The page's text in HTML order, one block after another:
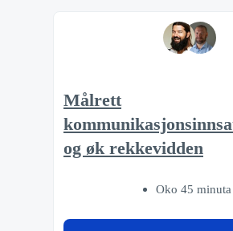
Målrett
og øk rekkevidden
Oko 45 minuta